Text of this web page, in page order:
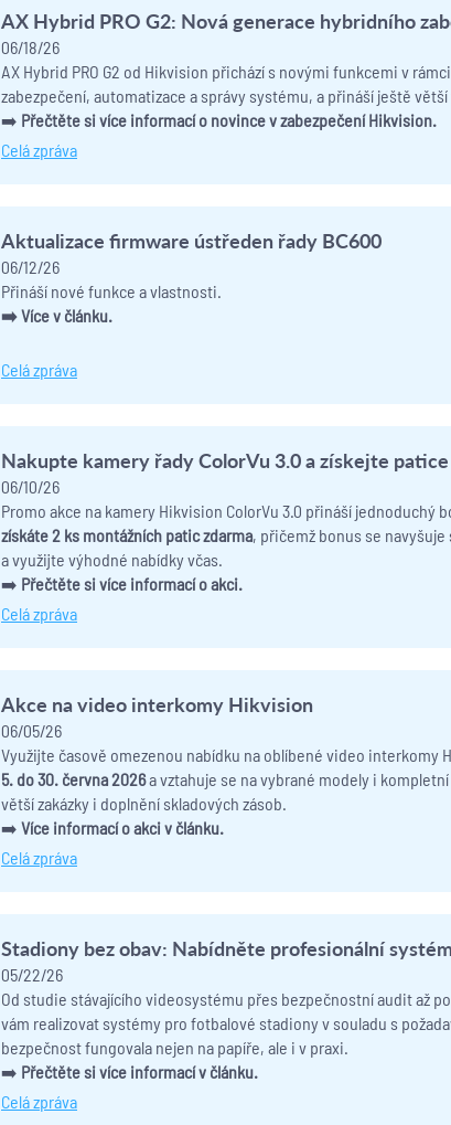
AX Hybrid PRO G2: Nová generace hybridního
06/18/26
AX Hybrid PRO G2 od Hikvision přichází s novými funkcemi v
zabezpečení, automatizace a správy systému, a přináší ještě
➡️ Přečtěte si více informací o novince v zabezpečení Hikvision.
Celá zpráva
Aktualizace firmware ústředen řady BC600
06/12/26
Přináší nové funkce a vlastnosti.
➡️ Více v článku.
Celá zpráva
Nakupte kamery řady ColorVu 3.0 a získejte
06/10/26
Promo akce na kamery Hikvision ColorVu 3.0 přináší jednoduchý
získáte 2 ks montážních patic zdarma, přičemž bonus se
a využijte výhodné nabídky včas.
➡️ Přečtěte si více informací o akci.
Celá zpráva
Akce na video interkomy Hikvision
06/05/26
Využijte časově omezenou nabídku na oblíbené video interkomy
5. do 30. června 2026a vztahuje se na vybrané modely i
větší zakázky i doplnění skladových zásob.
➡️ Více informací o akci v článku.
Celá zpráva
Stadiony bez obav: Nabídněte profesionální
05/22/26
Od studie stávajícího videosystému přes bezpečnostní audit až
vám realizovat systémy pro fotbalové stadiony v souladu s
bezpečnost fungovala nejen na papíře, ale i v praxi.
➡️ Přečtěte si více informací v článku.
Celá zpráva